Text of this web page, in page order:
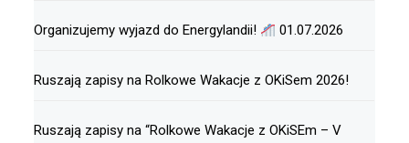
Organizujemy wyjazd do Energylandii! 01.07.2026
Ruszają zapisy na Rolkowe Wakacje z OKiSem 2026!
Ruszają zapisy na “Rolkowe Wakacje z OKiSEm – V